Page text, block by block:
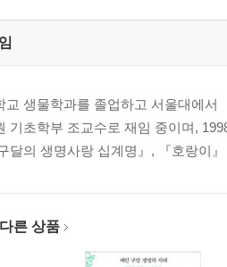
교 생물학과를 졸업하고 서울대에
기초학부 조교수로 재임 중이며,
달의 생명사랑 십계명』, 『호랑이
른 상품